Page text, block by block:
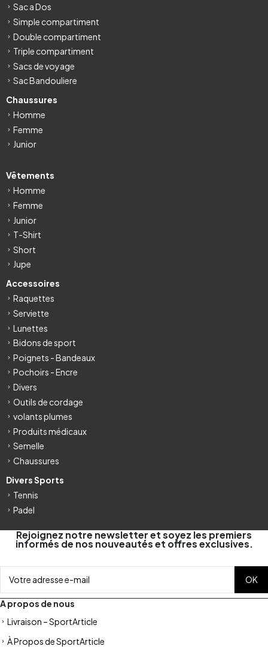
Sac a Dos
Simple compartiment
Double compartiment
Triple compartiment
Sacs de voyage
Sac Bandouliere
Chaussures
Homme
Femme
Junior
Vêtements
Homme
Femme
Junior
T-Shirt
Short
Jupe
Accessoires
Raquettes
Serviette
Lunettes
Bidons de sport
Poignets - Bandeaux
Pochoirs - Encre
Divers
Outils de cordage
volants plumes
Produits médicaux
Semelle
Chaussures
Divers Sports
Tennis
Padel
Rejoignez notre newsletter et soyez les premiers
informés de nos nouveautés et offres exclusives.
A propos de nous
Livraison – SportArticle
À Propos de SportArticle